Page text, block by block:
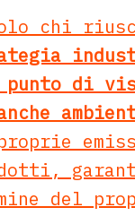
chi
di
del